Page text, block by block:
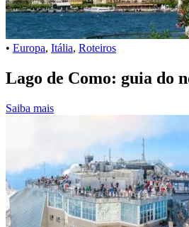
• Europa, Itália, Roteiros
Lago de Como: guia do
Saiba mais